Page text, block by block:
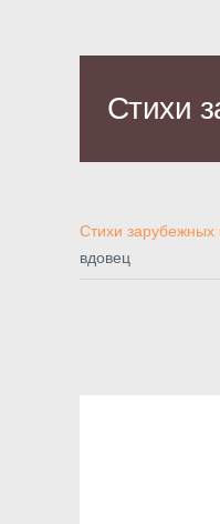
Стихи
Стихи зарубежных
вдовец